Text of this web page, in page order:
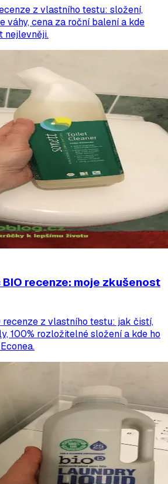
z vlastního testu: složení,
váhy, cena za roční balení a kde
nejlevněji.
recenze: moje zkušenost
recenze z vlastního testu: jak čistí,
100% rozložitelné složení a kde ho